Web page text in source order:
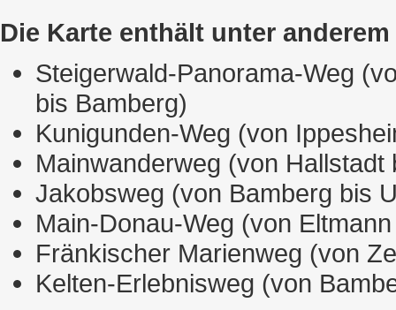
Die Karte enthält unter
Steigerwald-Panorama-Weg
bis Bamberg)
Kunigunden-Weg (von
Mainwanderweg (von Hallstadt
Jakobsweg (von Bamberg bis
Main-Donau-Weg (von
Fränkischer Marienweg (von
Kelten-Erlebnisweg (von